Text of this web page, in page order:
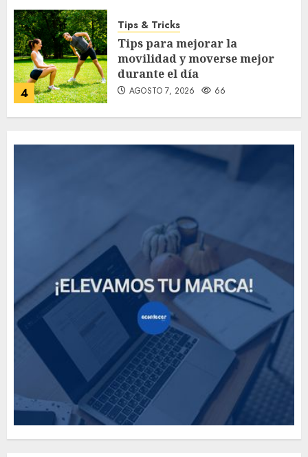
4
Tips & Tricks
Tips para mejorar la
movilidad y moverse mejor
durante el día
AGOSTO 7, 2026 66
How Many of These Italian